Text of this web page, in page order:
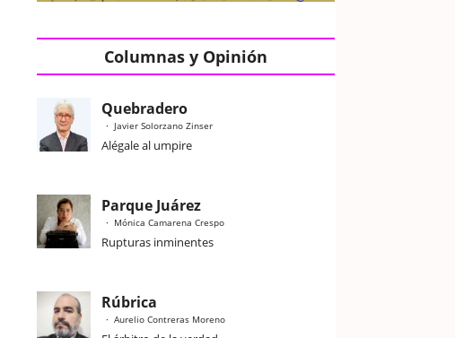
Columnas y Opinión
Quebradero
Javier Solorzano Zinser
Alégale al umpire
Parque Juárez
Mónica Camarena Crespo
Rupturas inminentes
Rúbrica
Aurelio Contreras Moreno